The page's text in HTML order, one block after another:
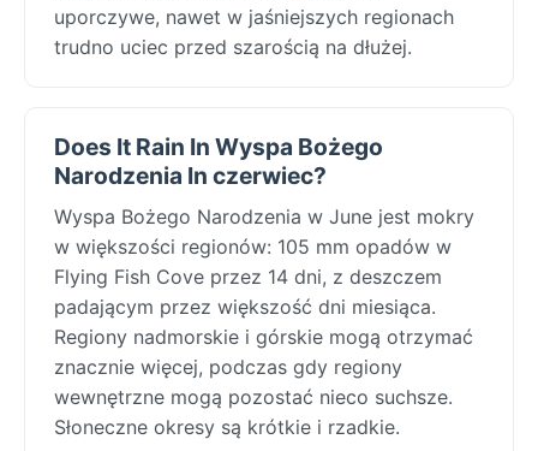
uporczywe, nawet w jaśniejszych regionach
trudno uciec przed szarością na dłużej.
Does It Rain In Wyspa Bożego
Narodzenia In czerwiec?
Wyspa Bożego Narodzenia w June jest mokry
w większości regionów: 105 mm opadów w
Flying Fish Cove przez 14 dni, z deszczem
padającym przez większość dni miesiąca.
Regiony nadmorskie i górskie mogą otrzymać
znacznie więcej, podczas gdy regiony
wewnętrzne mogą pozostać nieco suchsze.
Słoneczne okresy są krótkie i rzadkie.